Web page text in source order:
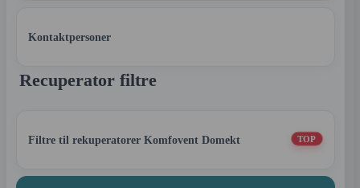
Kontaktpersoner
Recuperator filtre
Filtre til rekuperatorer Komfovent Domekt TOP